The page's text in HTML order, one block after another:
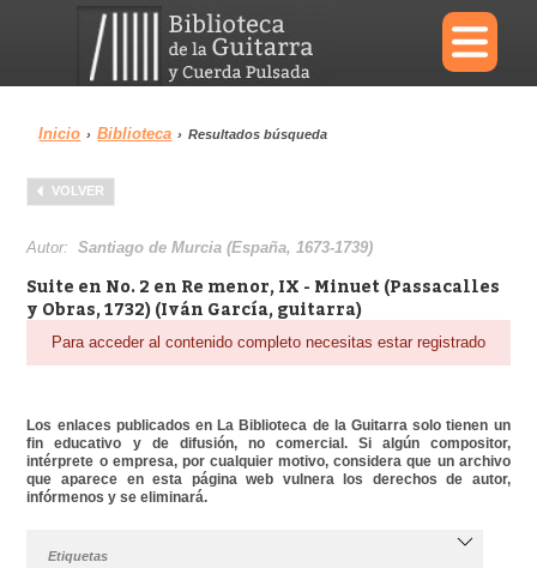
×
Menu
Biblioteca Diccionario
Área personal Reproductor
Inicio › Biblioteca › Resultados búsqueda
VOLVER
Autor:Santiago de Murcia (España, 1673-1739)
Suite en No. 2 en Re menor, IX - Minuet (Passacalles
y Obras, 1732) (Iván García, guitarra)
Para acceder al contenido completo necesitas estar registrado
Los enlaces publicados en La Biblioteca de la Guitarra solo tienen un
fin educativo y de difusión, no comercial. Si algún compositor,
intérprete o empresa, por cualquier motivo, considera que un archivo
que aparece en esta página web vulnera los derechos de autor,
infórmenos y se eliminará.
Etiquetas